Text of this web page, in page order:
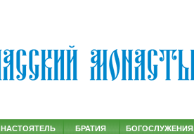
НАСТОЯТЕЛЬ БРАТИЯ БОГОСЛУЖЕНИЯ